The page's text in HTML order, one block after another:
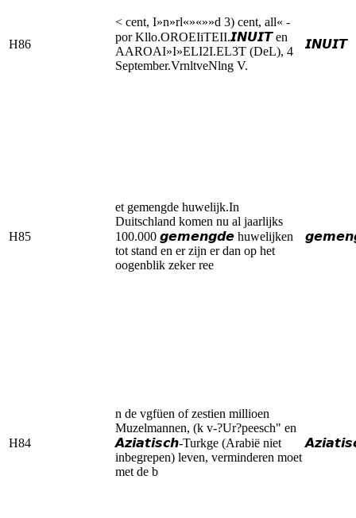
H86
< cent, I»n»rl«»«»»d 3) cent, all« -
por Kllo.OROEIiTEII.𝙄𝙉𝙐𝙄𝙏 en
AAROAI»I»ELI2I.EL3T (DeL), 4
September.VrnltveNlng V.
𝙄𝙉𝙐𝙄𝙏
H85
et gemengde huwelijk.In
Duitschland komen nu al jaarlijks
100.000 𝙜𝙚𝙢𝙚𝙣𝙜𝙙𝙚 huwelijken
tot stand en er zijn er dan op het
oogenblik zeker ree
H84
n de vgfüen of zestien millioen
Muzelmannen, (k v-?Ur?peesch" en
𝘼𝙯𝙞𝙖𝙩𝙞𝙨𝙘𝙝-Turkge (Arabië niet
inbegrepen) leven, verminderen moet
met de b